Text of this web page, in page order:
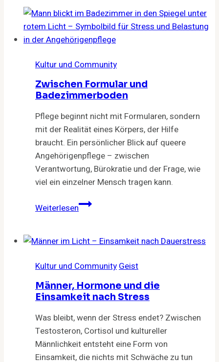
den
Alltag
zerlegt
Kultur und Community
Zwischen Formular und
Badezimmerboden
Pflege beginnt nicht mit Formularen, sondern
mit der Realität eines Körpers, der Hilfe
braucht. Ein persönlicher Blick auf queere
Angehörigenpflege – zwischen
Verantwortung, Bürokratie und der Frage, wie
viel ein einzelner Mensch tragen kann.
WeiterlesenZwischen
Badezimmerboden
Kultur und CommunityGeist
Männer, Hormone und die
Einsamkeit nach Stress
Was bleibt, wenn der Stress endet? Zwischen
Testosteron, Cortisol und kultureller
Männlichkeit entsteht eine Form von
Einsamkeit, die nichts mit Schwäche zu tun